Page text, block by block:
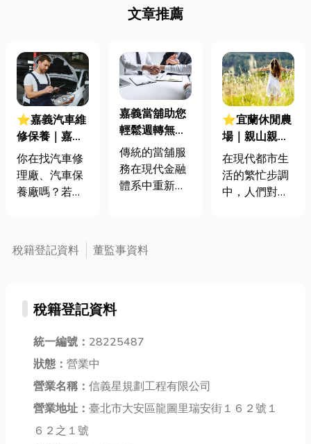
文章推薦
⭐嘉義汽車維
修保養｜嘉義
車主看過來！
愛車要健康長
壽？保養維修
你在找汽車修
理廠、汽車保
養廠嗎？若想
點，那麼就絕
對不能錯過關
項目的關鍵知
你的愛車多久
需要「健康檢
有哪些是絕對
不能忽略的保
養項目？又有
嘉義當舖助您
輕鬆週轉無壓
力！三分鐘教
你查詢合法當
舖條件
傳統的當舖服
務在現代金融
體系中重新受
大眾在資金周
戶可以將自己
等）抵押給當
舖，以換取現
⭐宜蘭休閒農
場｜親山親水
親動物，假日
與家人朋友的
好去處！
在現代都市生
活的繁忙步調
中，人們對於
山、好水、好
稅籍登記資料 董監事資料
稅籍登記資料
統一編號： 28225487
狀態： 營業中
營業名稱： 信義星規劃工程有限公司
營業地址： 臺北市大安區龍圖里瑞安街１６２號１
６２之１號